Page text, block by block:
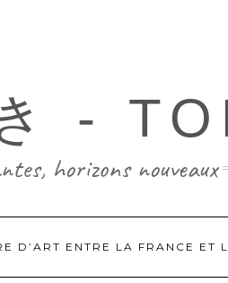
-
horizons nouveaux
D’ART ENTRE LA FRANCE ET